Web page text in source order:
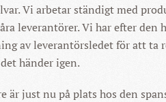
Vi arbetar ständigt med
leverantörer. Vi har efter den
av leverantörsledet för att ta
händer igen.
är just nu på plats hos den